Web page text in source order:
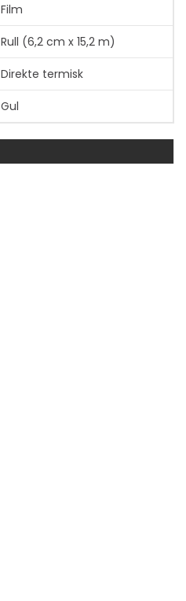
Film
Rull (6,2 cm x 15,2 m)
Direkte termisk
Gul